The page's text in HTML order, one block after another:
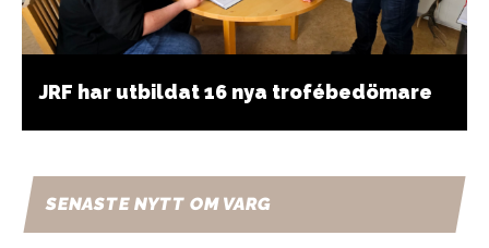
JRF har utbildat 16 nya trofébedömare
SENASTE NYTT OM VARG